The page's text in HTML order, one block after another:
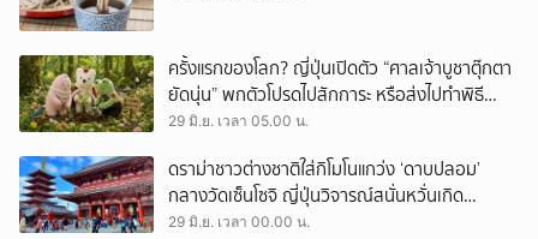
ครั้งแรกของโลก? ญี่ปุ่นเปิดตัว “ศาลเจ้าบูชาตุ๊กตา
ยัดนุ่น” พกตัวโปรดไปสักการะ หรือส่งไปทำพิธี
อำลาหลังหมดวาระ ณ เมืองนันตัน จังหวัดเกียวโต
29 มิ.ย. เวลา 05.00 น.
ดราม่าชาวต่างชาติใส่กิโมโนแกว่ง ‘ดาบปลอม’
กลางวัดเซ็นโซจิ ญี่ปุ่นวิจารณ์สนั่นหวั่นเกิด
อันตราย
29 มิ.ย. เวลา 00.00 น.